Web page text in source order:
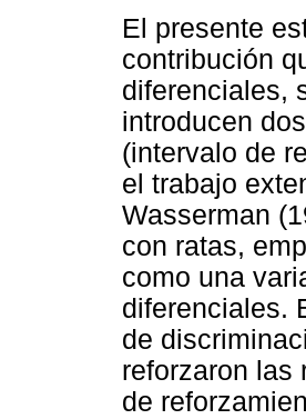
El presente
contribución
diferenciales,
introducen
(intervalo de
el trabajo
Wasserman
con ratas,
como una
diferenciales.
de
reforzaron las
de